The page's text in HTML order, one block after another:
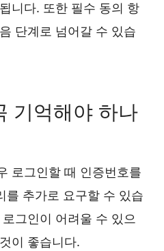
니다. 또한 필수 동의 항
단계로 넘어갈 수 있습
기억해야 하나
로그인할 때 인증번호를
를 추가로 요구할 수 있습
그인이 어려울 수 있으
이 좋습니다.